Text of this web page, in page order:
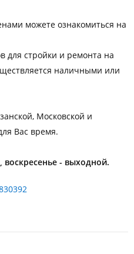
можете ознакомиться на
для стройки и ремонта на
наличными или
Московской и
Вас время.
- выходной.